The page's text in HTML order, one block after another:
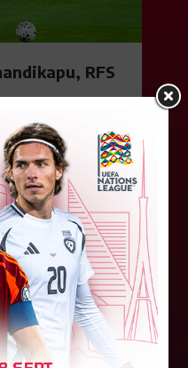
RFS
UEFA
trešajā kārtā
RFS izbraukumā ar
06. augusts 2026.